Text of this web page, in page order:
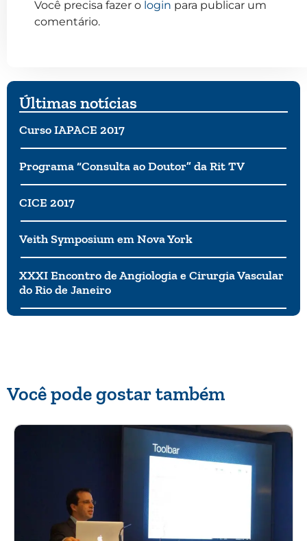
Você precisa fazer o login para publicar um
comentário.
Últimas notícias
Curso IAPACE 2017
Programa “Consulta ao Doutor” da Rit TV
CICE 2017
Veith Symposium em Nova York
XXXI Encontro de Angiologia e Cirurgia Vascular
do Rio de Janeiro
Você pode gostar também